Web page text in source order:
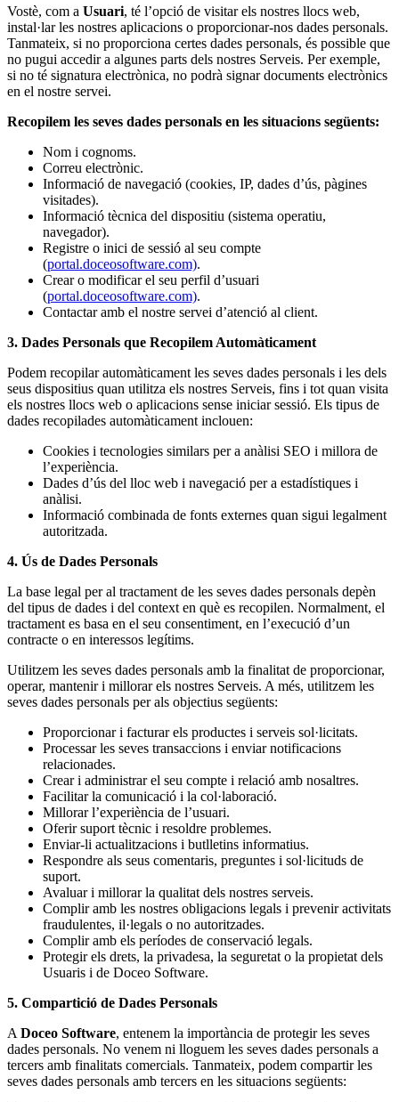
Vostè, com a Usuari, té l’opció de visitar els nostres llocs web,
instal·lar les nostres aplicacions o proporcionar-nos dades personals.
Tanmateix, si no proporciona certes dades personals, és possible que
no pugui accedir a algunes parts dels nostres Serveis. Per exemple,
si no té signatura electrònica, no podrà signar documents electrònics
en el nostre servei.
Recopilem les seves dades personals en les situacions següents:
Nom i cognoms.
Correu electrònic.
Informació de navegació (cookies, IP, dades d’ús, pàgines
visitades).
Informació tècnica del dispositiu (sistema operatiu,
navegador).
Registre o inici de sessió al seu compte
(portal.doceosoftware.com).
Crear o modificar el seu perfil d’usuari
(portal.doceosoftware.com).
Contactar amb el nostre servei d’atenció al client.
3. Dades Personals que Recopilem Automàticament
Podem recopilar automàticament les seves dades personals i les dels
seus dispositius quan utilitza els nostres Serveis, fins i tot quan visita
els nostres llocs web o aplicacions sense iniciar sessió. Els tipus de
dades recopilades automàticament inclouen:
Cookies i tecnologies similars per a anàlisi SEO i millora de
l’experiència.
Dades d’ús del lloc web i navegació per a estadístiques i
anàlisi.
Informació combinada de fonts externes quan sigui legalment
autoritzada.
4. Ús de Dades Personals
La base legal per al tractament de les seves dades personals depèn
del tipus de dades i del context en què es recopilen. Normalment, el
tractament es basa en el seu consentiment, en l’execució d’un
contracte o en interessos legítims.
Utilitzem les seves dades personals amb la finalitat de proporcionar,
operar, mantenir i millorar els nostres Serveis. A més, utilitzem les
seves dades personals per als objectius següents:
Proporcionar i facturar els productes i serveis sol·licitats.
Processar les seves transaccions i enviar notificacions
relacionades.
Crear i administrar el seu compte i relació amb nosaltres.
Facilitar la comunicació i la col·laboració.
Millorar l’experiència de l’usuari.
Oferir suport tècnic i resoldre problemes.
Enviar-li actualitzacions i butlletins informatius.
Respondre als seus comentaris, preguntes i sol·licituds de
suport.
Avaluar i millorar la qualitat dels nostres serveis.
Complir amb les nostres obligacions legals i prevenir activitats
fraudulentes, il·legals o no autoritzades.
Complir amb els períodes de conservació legals.
Protegir els drets, la privadesa, la seguretat o la propietat dels
Usuaris i de Doceo Software.
5. Compartició de Dades Personals
A Doceo Software, entenem la importància de protegir les seves
dades personals. No venem ni lloguem les seves dades personals a
tercers amb finalitats comercials. Tanmateix, podem compartir les
seves dades personals amb tercers en les situacions següents: